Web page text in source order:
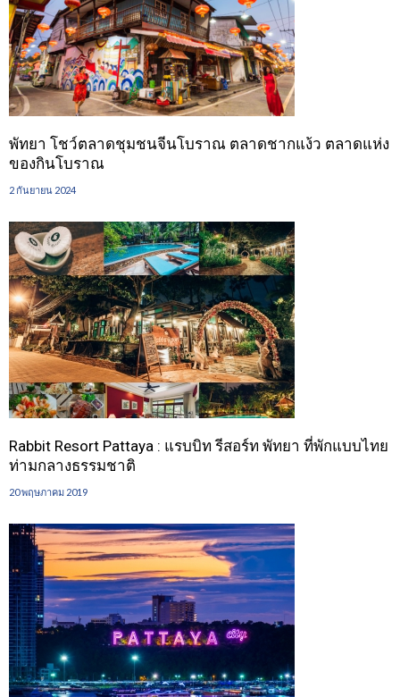
พัทยา โชว์ตลาดชุมชนจีนโบราณ ตลาดชากแง้ว ตลาดแห่ง
ของกินโบราณ
2 กันยายน 2024
Rabbit Resort Pattaya : แรบบิท รีสอร์ท พัทยา ที่พักแบบไทย
ท่ามกลางธรรมชาติ
20 พฤษภาคม 2019